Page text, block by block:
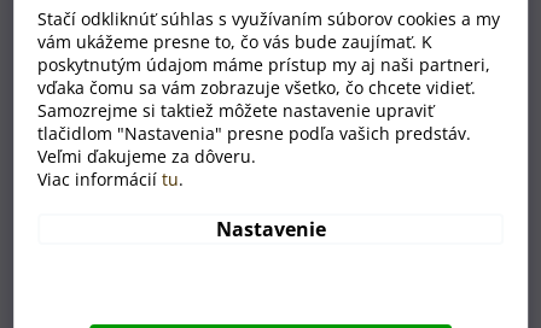
Stačí odkliknúť súhlas s využívaním súborov cookies a my
vám ukážeme presne to, čo vás bude zaujímať. K
poskytnutým údajom máme prístup my aj naši partneri,
vďaka čomu sa vám zobrazuje všetko, čo chcete vidieť.
Samozrejme si taktiež môžete nastavenie upraviť
tlačidlom "Nastavenia" presne podľa vašich predstáv.
Veľmi ďakujeme za dôveru.
Viac informáciítu.
Nastavenie
Súvisiaci tovar
vám dorazí
najneskôr o týždeň.